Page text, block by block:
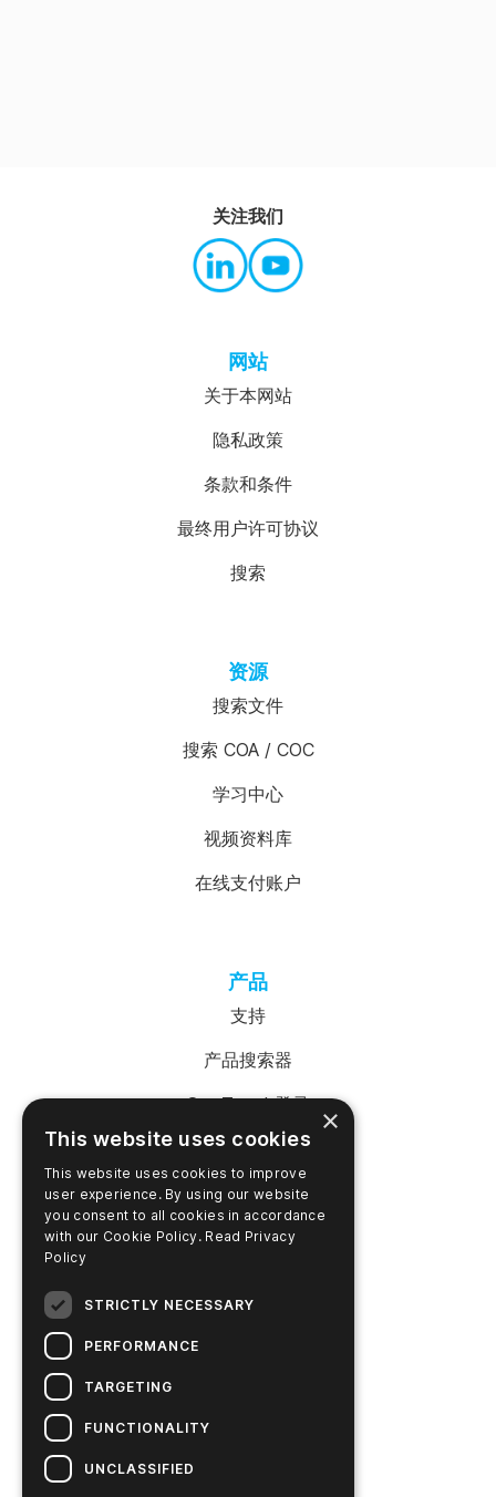
网站
关于本网站
隐私政策
条款和条件
最终用户许可协议
搜索
资源
搜索文件
搜索 COA / COC
学习中心
视频资料库
在线支付账户
产品
支持
产品搜索器
SureTrend 登录
在线购物（美国）
在线购物（澳大利亚）
关注我们
×
This website uses cookies
This website uses cookies to improve
user experience. By using our website
you consent to all cookies in accordance
with our Cookie Policy. Read Privacy
Policy
STRICTLY NECESSARY
PERFORMANCE
TARGETING
FUNCTIONALITY
UNCLASSIFIED